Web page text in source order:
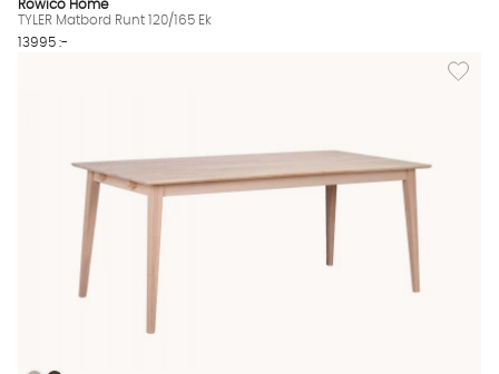
Rowico Home
TYLER Matbord Runt 120/165 Ek
13995 :-
Lägg